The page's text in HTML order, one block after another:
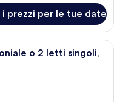
i prezzi per le tue date
d'albergo con un letto,
o 2 letti singoli,